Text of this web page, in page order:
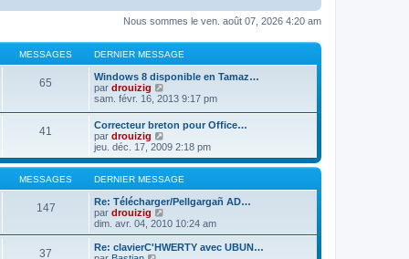
Nous sommes le ven. août 07, 2026 4:20 am
MESSAGES DERNIER MESSAGE
65
Windows 8 disponible en Tamaz…
par drouizig
o
u
l
t
e
r
l
d
e
r
n
i
sam. févr. 16, 2013 9:17 pm
41
Correcteur breton pour Office…
par drouizig
o
n
s
u
l
t
r
l
e
jeu. déc. 17, 2009 2:18 pm
MESSAGES DERNIER MESSAGE
147
Re: Télécharger/Pellgargañ AD…
par drouizig
o
n
s
dim. avr. 04, 2010 10:24 am
37
Re: clavierC'HWERTY avec UBUN…